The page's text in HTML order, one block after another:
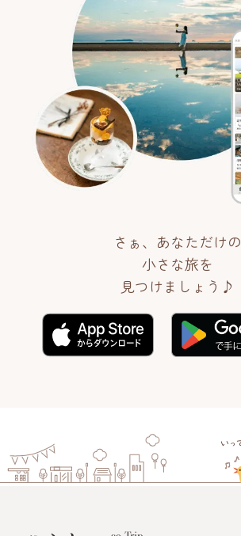
さぁ、あなただけの
小さな旅を
見つけましょう♪